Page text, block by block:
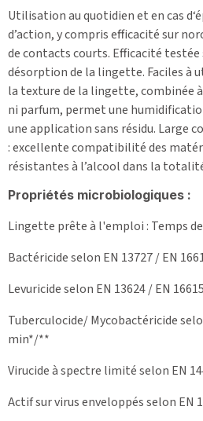
Utilisation au quotidien et en cas
d’action, y compris efficacité sur
de contacts courts. Efficacité
désorption de la lingette. Faciles à
la texture de la lingette, combinée
ni parfum, permet une
une application sans résidu. Large
: excellente compatibilité des
résistantes à l’alcool dans la
Propriétés microbiologiques :
Lingette prête à l'emploi : Temps
Bactéricide selon EN 13727 / EN
Levuricide selon EN 13624 / EN
Tuberculocide/ Mycobactéricide
min*/**
Virucide à spectre limité selon EN
Actif sur virus enveloppés selon EN